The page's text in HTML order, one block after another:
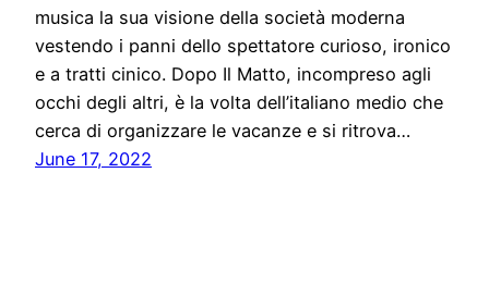
musica la sua visione della società moderna
vestendo i panni dello spettatore curioso, ironico
e a tratti cinico. Dopo Il Matto, incompreso agli
occhi degli altri, è la volta dell’italiano medio che
cerca di organizzare le vacanze e si ritrova…
June 17, 2022